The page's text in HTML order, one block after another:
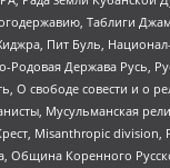
Таблиги
Пит Буль,
Родовая Держава Русь,
О свободе совести и о
Мусульманская
Misanthropic
Коренного